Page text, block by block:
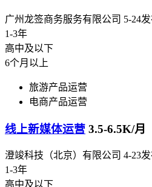
广州龙签商务服务有限公司 5-24
1-3年
高中及以下
6个月以上
旅游产品运营
电商产品运营
线上新媒体运营 3.5-6.5K/月
澄竣科技（北京）有限公司 4-23
1-3年
高中及以下